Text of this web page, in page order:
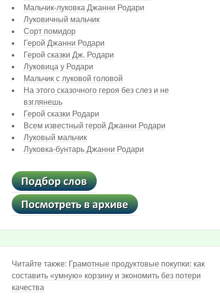
Мальчик-луковка Джанни Родари
Луковичный мальчик
Сорт помидор
Герой Джанни Родари
Герой сказки Дж. Родари
Луковица у Родари
Мальчик с луковой головой
На этого сказочного героя без слез и не
взглянешь
Герой сказки Родари
Всем известный герой Джанни Родари
Луковый мальчик
Луковка-бунтарь Джанни Родари
Читайте также: Грамотные продуктовые покупки: как
составить «умную» корзину и экономить без потери
качества